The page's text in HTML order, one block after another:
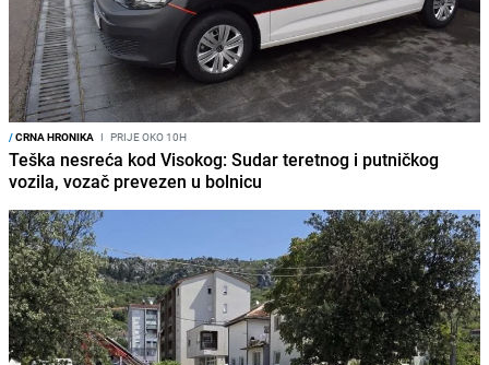
/CRNA HRONIKA I PRIJE OKO 10H
Teška nesreća kod Visokog: Sudar teretnog i putničkog
vozila, vozač prevezen u bolnicu